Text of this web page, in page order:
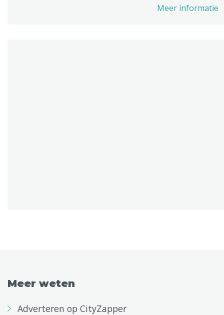
Meer informatie
Meer weten
Adverteren op CityZapper